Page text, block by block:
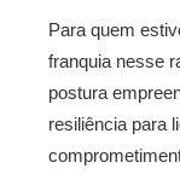
Para quem
franquia nesse
postura
resiliência para